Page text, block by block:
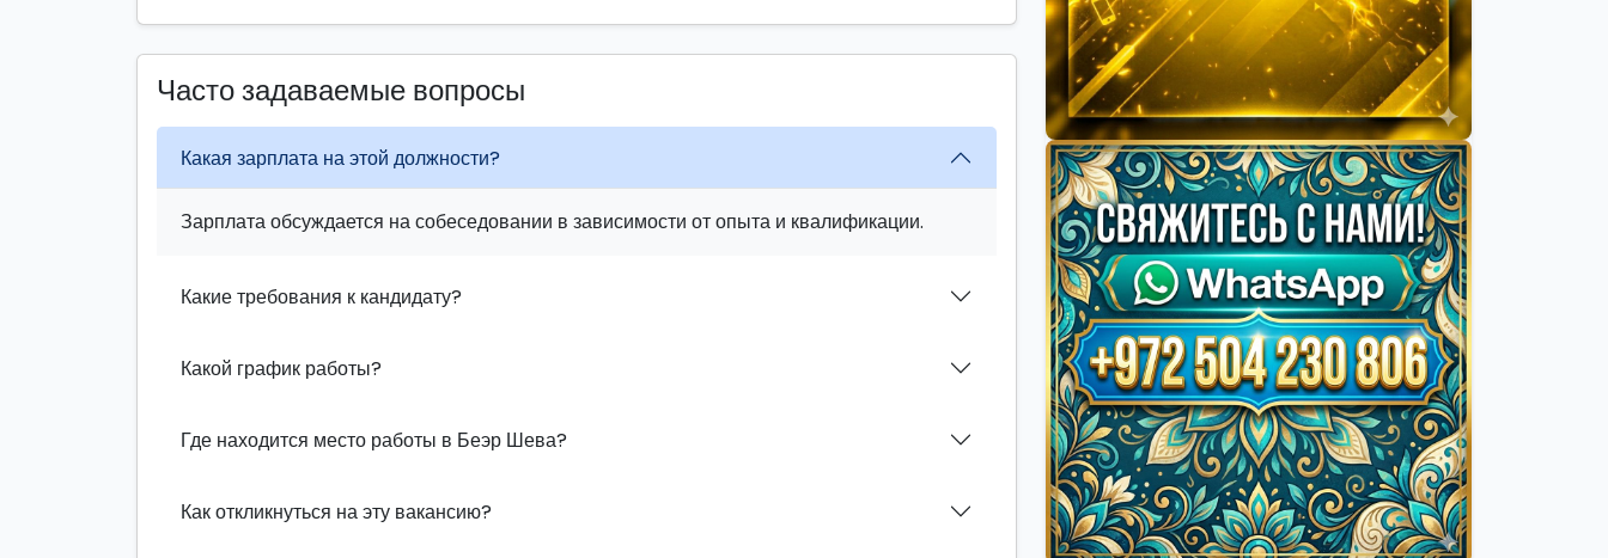
Часто задаваемые вопросы
Какая зарплата на этой должности?
Зарплата обсуждается на собеседовании в зависимости от опыта и квалификации.
Какие требования к кандидату?
Какой график работы?
Где находится место работы в Беэр Шева?
Как откликнуться на эту вакансию?